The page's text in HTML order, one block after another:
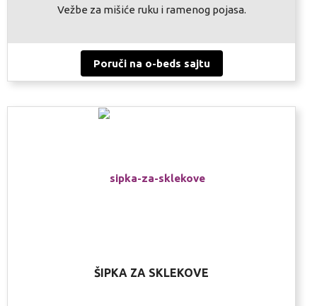
Vežbe za mišiće ruku i ramenog pojasa.
Poruči na o-beds sajtu
ŠIPKA ZA SKLEKOVE